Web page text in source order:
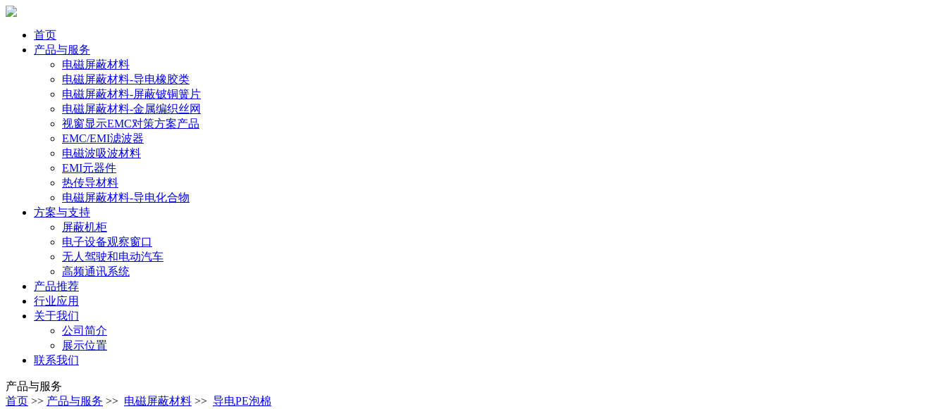
首页
产品与服务
电磁屏蔽材料
电磁屏蔽材料-导电橡胶类
电磁屏蔽材料-屏蔽铍铜簧片
电磁屏蔽材料-金属编织丝网
视窗显示EMC对策方案产品
EMC/EMI滤波器
电磁波吸波材料
EMI元器件
热传导材料
电磁屏蔽材料-导电化合物
方案与支持
屏蔽机柜
电子设备观察窗口
无人驾驶和电动汽车
高频通讯系统
产品推荐
行业应用
关于我们
公司简介
展示位置
联系我们
产品与服务
首页 >> 产品与服务 >> 电磁屏蔽材料 >> 导电PE泡棉